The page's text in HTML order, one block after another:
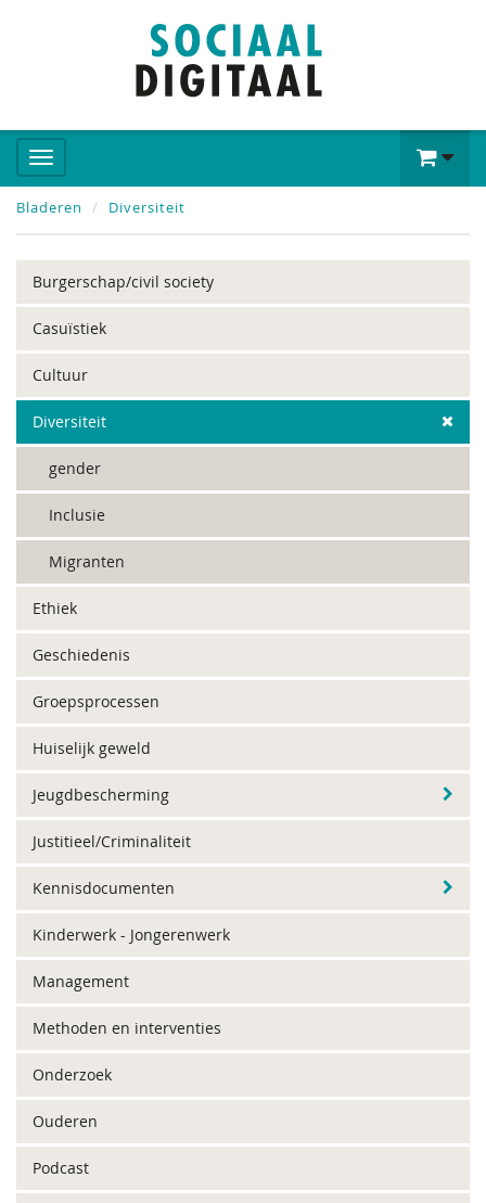
Bladeren Diversiteit
Burgerschap/civil society
Casuïstiek
Cultuur
Diversiteit
gender
Inclusie
Migranten
Ethiek
Geschiedenis
Groepsprocessen
Huiselijk geweld
Jeugdbescherming
Justitieel/Criminaliteit
Kennisdocumenten
Kinderwerk - Jongerenwerk
Management
Methoden en interventies
Onderzoek
Ouderen
Podcast